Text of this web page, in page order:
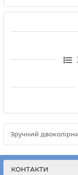
Зручний
КОНТАКТИ